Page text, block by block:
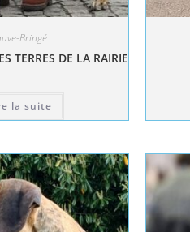
Bringé
TERRES DE LA RAIRIE
la suite